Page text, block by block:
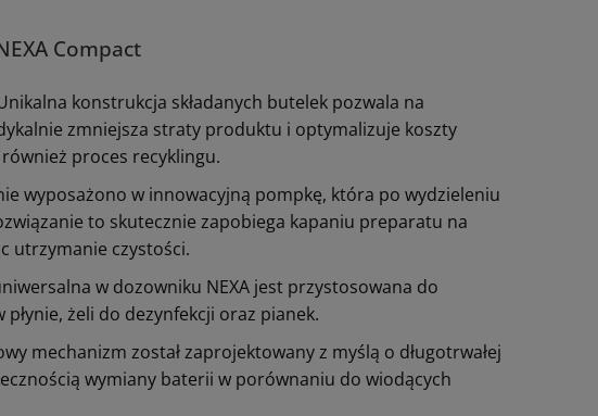
Compact
konstrukcja składanych butelek pozwala na
zmniejsza straty produktu i optymalizuje koszty
proces recyklingu.
wyposażono w innowacyjną pompkę, która po wydzieleniu
to skutecznie zapobiega kapaniu preparatu na
utrzymanie czystości.
w dozowniku NEXA jest przystosowana do
żeli do dezynfekcji oraz pianek.
mechanizm został zaprojektowany z myślą o długotrwałej
wymiany baterii w porównaniu do wiodących